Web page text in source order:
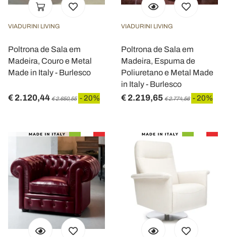
VIADURINI LIVING
Poltrona de Sala em
Madeira, Couro e Metal
Made in Italy - Burlesco
€ 2.120,44 € 2.650,55 - 20%
VIADURINI LIVING
Poltrona de Sala em
Madeira, Espuma de
Poliuretano e Metal Made
in Italy - Burlesco
€ 2.219,65 € 2.774,56 - 20%